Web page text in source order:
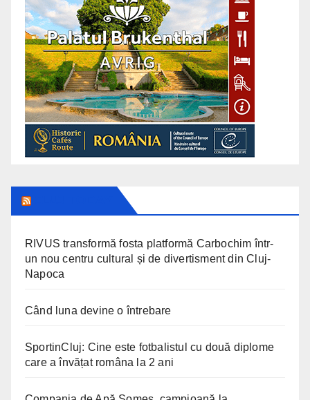
RIVUS transformă fosta platformă Carbochim într-
un nou centru cultural și de divertisment din Cluj-
Napoca
Când luna devine o întrebare
SportinCluj: Cine este fotbalistul cu două diplome
care a învățat româna la 2 ani